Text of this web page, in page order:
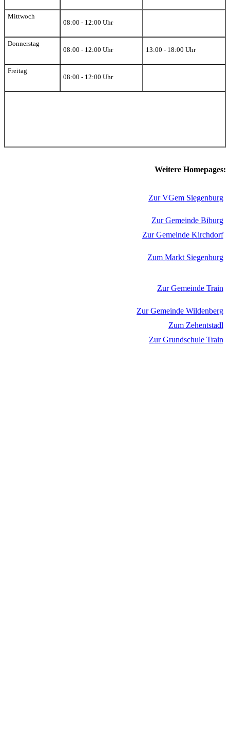
Mittwoch
08:00 - 12:00 Uhr
Donnerstag
08:00 - 12:00 Uhr
13:00 - 18:00 Uhr
Freitag
08:00 - 12:00 Uhr
Weitere Homepages:
Zur VGem Siegenburg
Zur Gemeinde Biburg
Zur Gemeinde Kirchdorf
Zum Markt Siegenburg
Zur Gemeinde Train
Zur Gemeinde Wildenberg
Zum Zehentstadl
Zur Grundschule Train